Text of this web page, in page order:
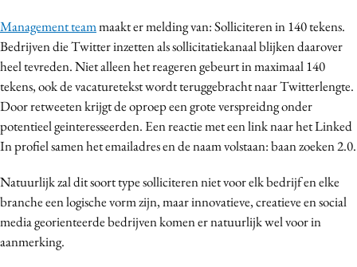
Partners
Topics
Artificial Intelligence
Bureaus
Campagnes
Contentmarketing
Craft
Customer Experience
Management teammaakt er melding van: Solliciteren in 140 tekens.
Bedrijven die Twitter inzetten als sollicitatiekanaal blijken daarover
heel tevreden. Niet alleen het reageren gebeurt in maximaal 140
tekens, ook de vacaturetekst wordt teruggebracht naar Twitterlengte.
Door retweeten krijgt de oproep een grote verspreidng onder
potentieel geinteresseerden. Een reactie met een link naar het Linked
In profiel samen het emailadres en de naam volstaan: baan zoeken 2.0.
Natuurlijk zal dit soort type solliciteren niet voor elk bedrijf en elke
branche een logische vorm zijn, maar innovatieve, creatieve en social
media georienteerde bedrijven komen er natuurlijk wel voor in
aanmerking.